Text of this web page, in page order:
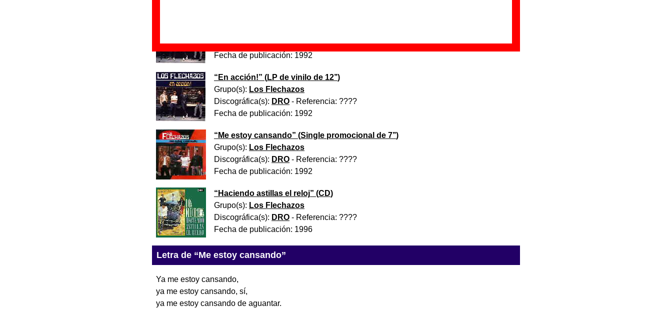
Discográfica(s):DRO- Referencia:????
Fecha de publicación: 1992
“ En acción!” (LP de vinilo de 12’’)
Grupo(s): Los Flechazos
Discográfica(s): DRO - Referencia: ????
Fecha de publicación: 1992
“ Me estoy cansando” (Single promocional de 7’’)
Grupo(s): Los Flechazos
Discográfica(s): DRO - Referencia: ????
Fecha de publicación: 1992
“ Haciendo astillas el reloj” (CD)
Grupo(s): Los Flechazos
Discográfica(s): DRO - Referencia: ????
Fecha de publicación: 1996
Letra de “Me estoy cansando”
Ya me estoy cansando,
ya me estoy cansando, sí,
ya me estoy cansando de aguantar.